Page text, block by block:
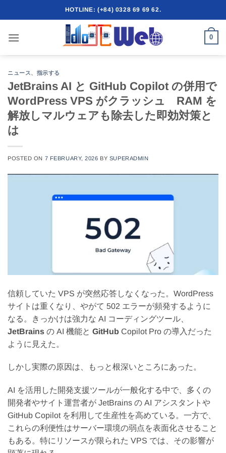
to
HOTLINE: (+84) 0328 69 69 62.
0
ニュース、 指示する
JetBrains AI と GitHub Copilot の併用で
WordPress VPS がクラッシュ RAM を
解放しマルウェアも除去した即効対策と
は
POSTED ON 7 FEBRUARY, 2026 BY SUPERADMIN
信頼していた VPS が突然応答しなくなった。WordPress
サイトは重くなり、やがて 502 エラーが頻発するように
なる。きっかけは強力な AI コーディングツール、
JetBrains の AI 機能と GitHub Copilot Pro の導入だった
ように見えた。
しかし実際の原因は、もっと根深いところにあった。
AI を活用した開発支援ツールが一般化する中で、多くの
開発者やサイト運営者が JetBrains の AI アシスタントや
GitHub Copilot を利用して生産性を高めている。一方で、
これらの利便性はサーバー環境の弱点を表面化させること
もある。特にリソースが限られた VPS では、その影響が